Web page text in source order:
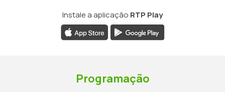
Instale a aplicação RTP Play
Programação